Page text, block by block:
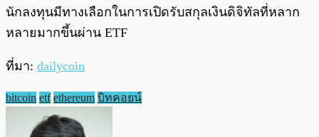
นักลงทุนมีทางเลือกในการเปิดรับสกุลเงินดิจิทัลที่หลาก
หลายมากขึ้นผ่าน ETF
ที่มา: dailycoin
bitcoin etf ethereum บิทคอยน์